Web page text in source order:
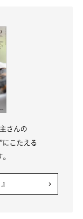
然大きな音が鳴り、
す。
さんの
にこたえる